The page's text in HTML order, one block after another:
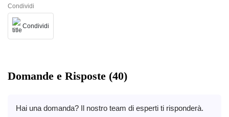
Condividi
Condividi
Domande e Risposte (40)
Hai una domanda? Il nostro team di esperti ti risponderà.